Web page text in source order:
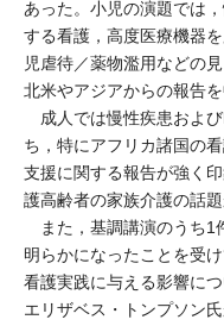
あった。小児の演題では
する看護，高度医療機器
児虐待／薬物濫用などの
北米やアジアからの報告
成人では慢性疾患およ
ち，特にアフリカ諸国の
支援に関する報告が強く
護高齢者の家族介護の話題
また，基調講演のうち1
明らかになったことを受
看護実践に与える影響に
エリザベス・トンプソン